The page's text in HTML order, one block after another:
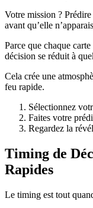
Votre mission ?
avant qu’elle
Parce que chaque
décision se réduit à
Cela crée une
feu rapide.
Sélectionnez
Faites votre
Regardez la
Timing de
Rapides
Le timing est tout